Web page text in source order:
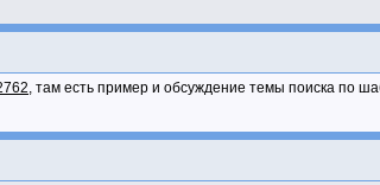
, там есть пример и обсуждение темы поиска по